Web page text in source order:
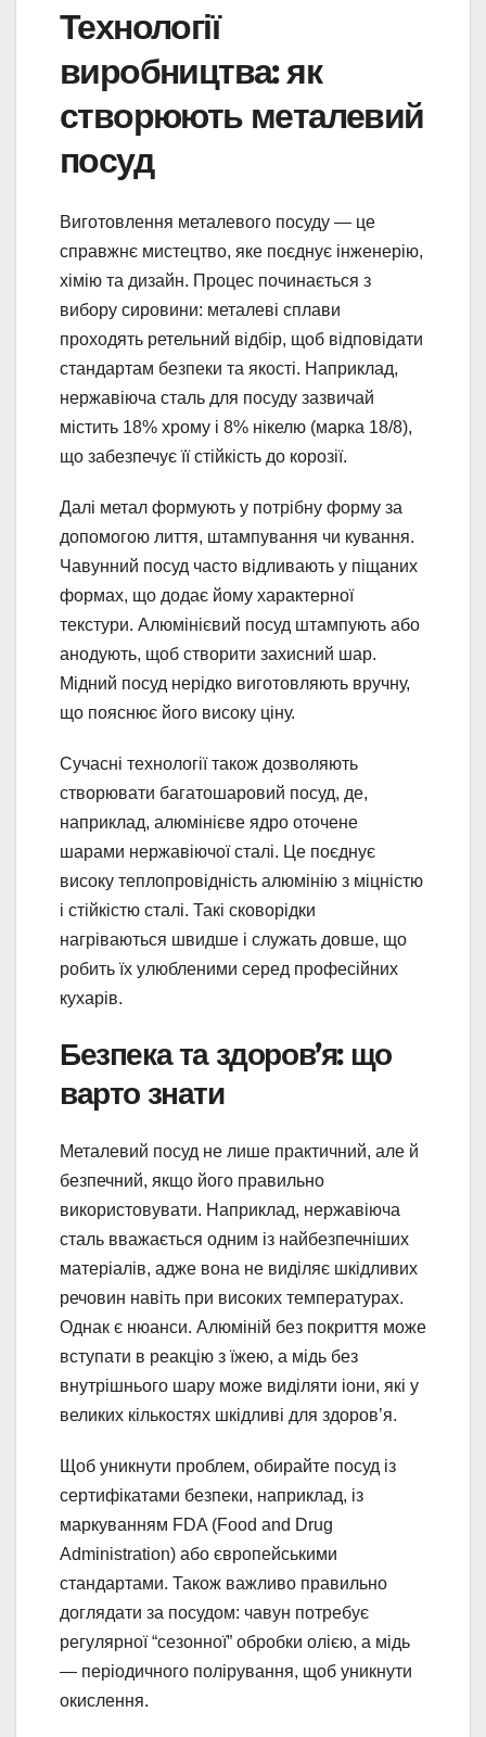
Технології
виробництва: як
створюють металевий
посуд
Виготовлення металевого посуду — це
справжнє мистецтво, яке поєднує інженерію,
хімію та дизайн. Процес починається з
вибору сировини: металеві сплави
проходять ретельний відбір, щоб відповідати
стандартам безпеки та якості. Наприклад,
нержавіюча сталь для посуду зазвичай
містить 18% хрому і 8% нікелю (марка 18/8),
що забезпечує її стійкість до корозії.
Далі метал формують у потрібну форму за
допомогою лиття, штампування чи кування.
Чавунний посуд часто відливають у піщаних
формах, що додає йому характерної
текстури. Алюмінієвий посуд штампують або
анодують, щоб створити захисний шар.
Мідний посуд нерідко виготовляють вручну,
що пояснює його високу ціну.
Сучасні технології також дозволяють
створювати багатошаровий посуд, де,
наприклад, алюмінієве ядро оточене
шарами нержавіючої сталі. Це поєднує
високу теплопровідність алюмінію з міцністю
і стійкістю сталі. Такі сковорідки
нагріваються швидше і служать довше, що
робить їх улюбленими серед професійних
кухарів.
Безпека та здоров’я: що
варто знати
Металевий посуд не лише практичний, але й
безпечний, якщо його правильно
використовувати. Наприклад, нержавіюча
сталь вважається одним із найбезпечніших
матеріалів, адже вона не виділяє шкідливих
речовин навіть при високих температурах.
Однак є нюанси. Алюміній без покриття може
вступати в реакцію з їжею, а мідь без
внутрішнього шару може виділяти іони, які у
великих кількостях шкідливі для здоров’я.
Щоб уникнути проблем, обирайте посуд із
сертифікатами безпеки, наприклад, із
маркуванням FDA (Food and Drug
Administration) або європейськими
стандартами. Також важливо правильно
доглядати за посудом: чавун потребує
регулярної “сезонної” обробки олією, а мідь
— періодичного полірування, щоб уникнути
окислення.